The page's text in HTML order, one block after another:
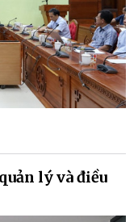
lý và điều